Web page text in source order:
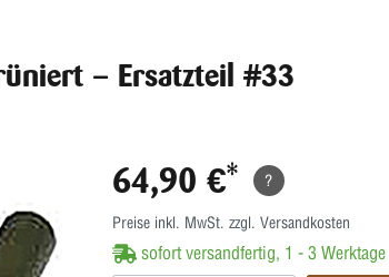
– Ersatzteil #33
64,90 €* ?
Preise inkl. MwSt. zzgl. Versandkosten
sofort versandfertig, 1 - 3 Werktage